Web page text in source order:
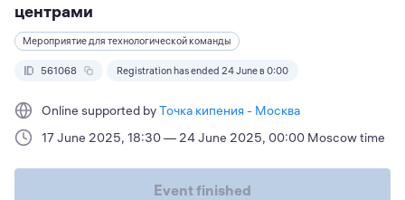
центрами
Мероприятие для технологической команды
561068 Registration has ended 24 June в 0:00
Online supported byТочка кипения - Москва
17 June 2025, 18:30 — 24 June 2025, 00:00 Moscow time
Event finished